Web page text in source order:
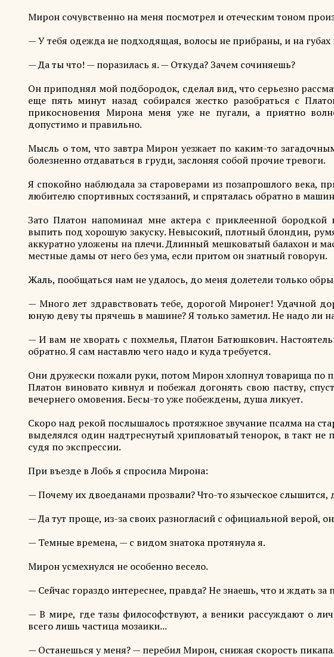
Мирон сочувственно на меня посмотрел и отеческим тоном
— У тебя одежда не подходящая, волосы не прибраны, и на губах
— Да ты что! — поразилась я. — Откуда? Зачем сочиняешь?
Он приподнял мой подбородок, сделал вид, что серьезно
еще пять минут назад собирался жестко разобраться с
прикосновения Мирона меня уже не пугали, а приятно
допустимо и правильно.
Мысль о том, что завтра Мирон уезжает по каким-то
болезненно отдаваться в груди, заслоняя собой прочие тревоги.
Я спокойно наблюдала за староверами из позапрошлого века,
любителю спортивных состязаний, и спряталась обратно в
Зато Платон напоминал мне актера с приклеенной
выпить под хорошую закуску. Невысокий, плотный блондин,
аккуратно уложены на плечи. Длинный мешковатый балахон и
местные дамы от него без ума, если притом он знатный говорун.
Жаль, пообщаться нам не удалось, до меня долетели только
— Много лет здравствовать тебе, дорогой Миронег! Удачной
юную деву ты прячешь в машине? Я только заметил. Не надо ли
— И вам не хворать с похмелья, Платон Батюшкович.
обратно. Я сам наставлю чего надо и куда требуется.
Они дружески пожали руки, потом Мирон хлопнул товарища по
Платон виновато кивнул и побежал догонять свою паству,
вечернего омовения. Бесы-то уже побеждены, душа ликует.
Скоро над рекой послышалось протяжное звучание псалма на
выделялся один надтреснутый хрипловатый тенорок, в такт не
судя по экспрессии.
При въезде в Лобь я спросила Мирона:
— Почему их двоеданами прозвали? Что-то языческое слышится,
— Да тут проще, из-за своих разногласий с официальной верой,
— Темные времена, — с видом знатока протянула я.
Мирон усмехнулся не особенно весело.
— Сейчас гораздо интереснее, правда? Не знаешь, что и ждать за
— В мире, где тазы философствуют, а веники рассуждают о
всего лишь частица мозаики...
— Останешься у меня? — перебил Мирон, снижая скорость пикапа.